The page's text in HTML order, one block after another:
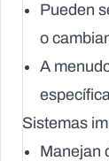
Pueden
o
A
Sistemas
Manejan